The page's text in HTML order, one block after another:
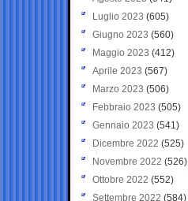
Luglio 2023 (605)
Giugno 2023 (560)
Maggio 2023 (412)
Aprile 2023 (567)
Marzo 2023 (506)
Febbraio 2023 (505)
Gennaio 2023 (541)
Dicembre 2022 (525)
Novembre 2022 (526)
Ottobre 2022 (552)
Settembre 2022 (584)